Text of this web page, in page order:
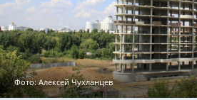
Фото: Алексей Чухланцев